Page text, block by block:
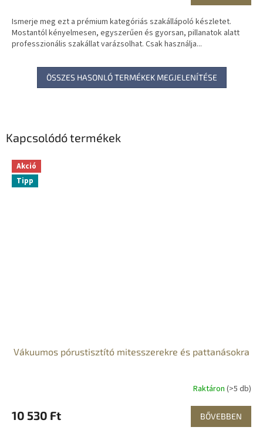
Kapcsolódó termékek
Akció
Tipp
Vákuumos pórustisztító mitesszerekre és pattanásokra
Raktáron (>5 db)
10 530 Ft BŐVEBBEN
Ismerje meg ezt a prémium kategóriás szakállápoló készletet.
Mostantól kényelmesen, egyszerűen és gyorsan, pillanatok alatt
professzionális szakállat varázsolhat. Csak használja...
ÖSSZES HASONLÓ TERMÉKEK MEGJELENÍTÉSE